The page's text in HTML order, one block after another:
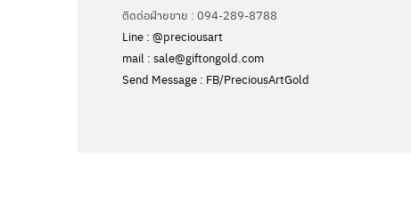
ติดต่อฝ่ายขาย : 094-289-8788
Line : @preciousart
mail : sale@giftongold.com
Send Message : FB/PreciousArtGold